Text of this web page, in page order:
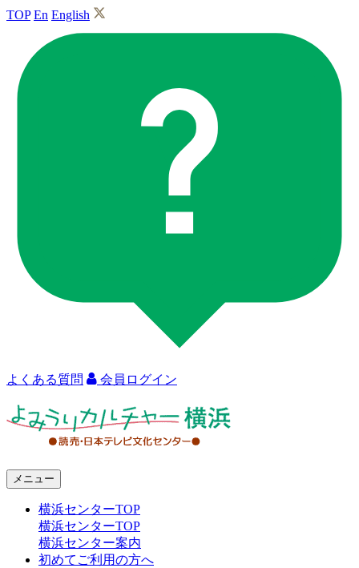
TOP En English
よくある質問 会員ログイン
メニュー
横浜センターTOP
横浜センターTOP
横浜センター案内
初めてご利用の方へ